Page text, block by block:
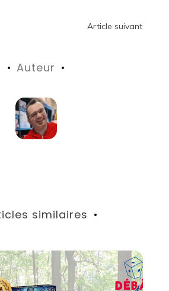
Article suivant
Auteur
similaires